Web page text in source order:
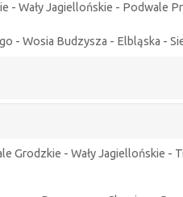
- Wały Jagiellońskie - Podwale
- Wosia Budzysza - Elbląska -
Grodzkie - Wały Jagiellońskie -